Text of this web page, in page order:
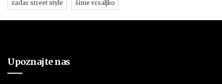
zadar street style šime vrsaljko
Upoznajte nas